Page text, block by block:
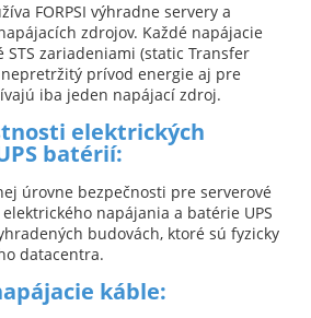
FORPSI výhradne servery a
zdrojov. Každé napájacie
zariadeniami (static Transfer
prívod energie aj pre
iba jeden napájací zdroj.
elektrických
batérií:
úrovne bezpečnosti pre serverové
napájania a batérie UPS
budovách, ktoré sú fyzicky
datacentra.
káble: